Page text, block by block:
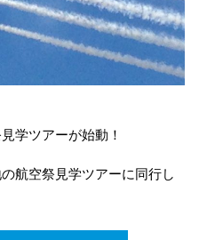
学ツアーが始動！
航空祭見学ツアーに同行し